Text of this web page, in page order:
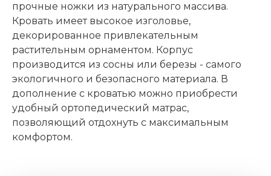
прочные ножки из натурального массива.
Кровать имеет высокое изголовье,
декорированное привлекательным
растительным орнаментом. Корпус
производится из сосны или березы - самого
экологичного и безопасного материала. В
дополнение с кроватью можно приобрести
удобный ортопедический матрас,
позволяющий отдохнуть с максимальным
комфортом.